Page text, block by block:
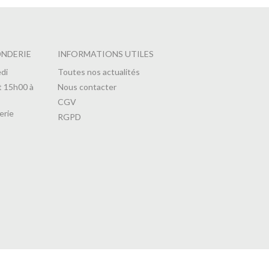
15h00 à
INFORMATIONS UTILES
Toutes nos actualités
Nous contacter
CGV
RGPD